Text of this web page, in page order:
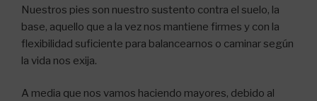
Nuestros pies son nuestro sustento contra el suelo, la
base, aquello que a la vez nos mantiene firmes y con la
flexibilidad suficiente para balancearnos o caminar según
la vida nos exija.
A media que nos vamos haciendo mayores, debido al